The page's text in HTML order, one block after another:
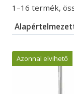
1–16 termék,
Azonnal elvihető